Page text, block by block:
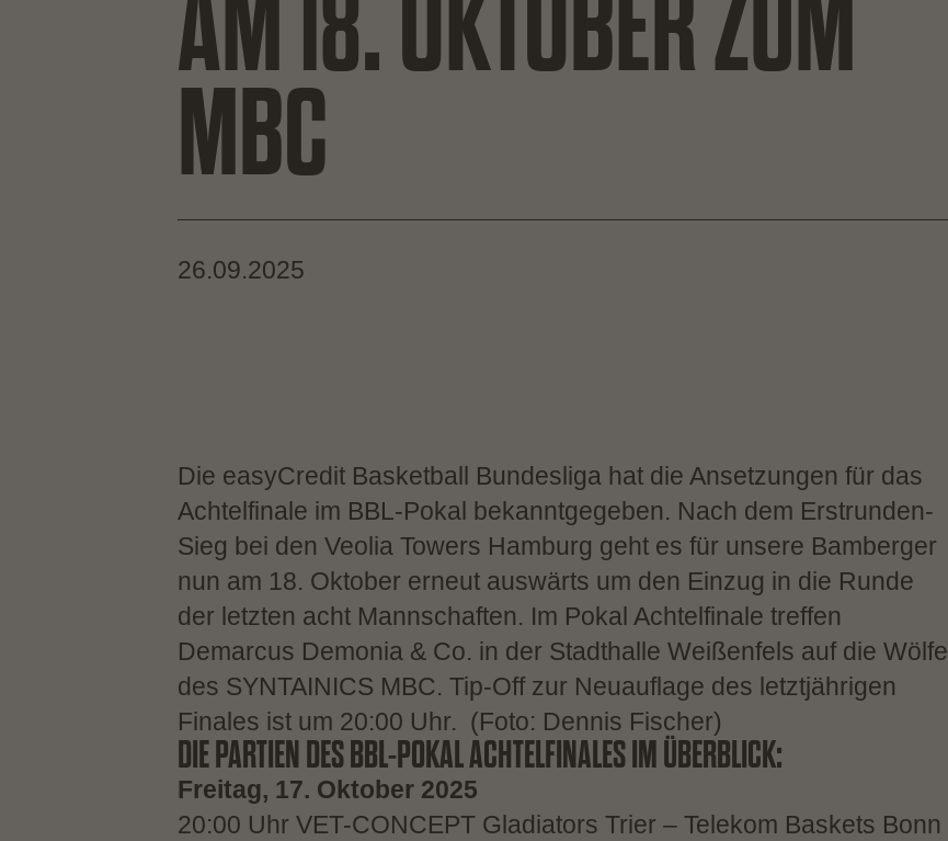
AM 18. OKTOBER ZUM
MBC
26.09.2025
Die easyCredit Basketball Bundesliga hat die Ansetzungen für das
Achtelfinale im BBL-Pokal bekanntgegeben. Nach dem Erstrunden-
Sieg bei den Veolia Towers Hamburg geht es für unsere Bamberger
nun am 18. Oktober erneut auswärts um den Einzug in die Runde
der letzten acht Mannschaften. Im Pokal Achtelfinale treffen
Demarcus Demonia & Co. in der Stadthalle Weißenfels auf die Wölfe
des SYNTAINICS MBC. Tip-Off zur Neuauflage des letztjährigen
Finales ist um 20:00 Uhr. (Foto: Dennis Fischer)
DIE PARTIEN DES BBL-POKAL ACHTELFINALES IM ÜBERBLICK:
Freitag, 17. Oktober 2025
​20:00 Uhr VET-CONCEPT Gladiators Trier – Telekom Baskets Bonn​​